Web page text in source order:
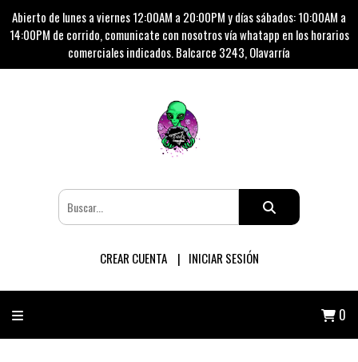
Abierto de lunes a viernes 12:00AM a 20:00PM y días sábados: 10:00AM a
14:00PM de corrido, comunicate con nosotros vía whatapp en los horarios
comerciales indicados. Balcarce 3243, Olavarría
CREAR CUENTA INICIAR SESIÓN
0